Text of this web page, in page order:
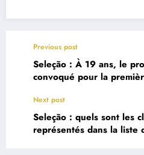
Previous post
Seleção : À 19 ans, le
convoqué pour la
Next post
Seleção : quels sont les
représentés dans la liste